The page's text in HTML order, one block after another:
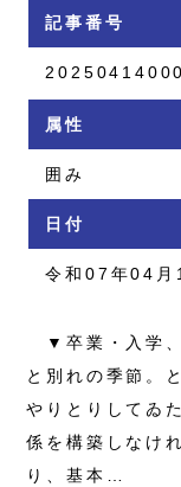
記事番号
属性
囲み
日付
令和07年04月
▼卒業・入学、
と別れの季節。
やりとりしてゐ
係を構築しなけ
り、基本…